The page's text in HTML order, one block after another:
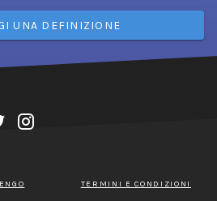
UNA DEFINIZIONE
TERMINI E CONDIZIONI